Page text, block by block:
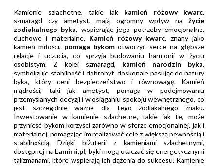
Kamienie szlachetne, takie jakkamień różowy kwarc,
szmaragd czy ametyst, mają ogromny wpływ na życie
zodiakalnego byka, wspierając jego potrzeby emocjonalne,
duchowe i materialne.Kamień różowy kwarc, znany jako
kamień miłości, pomaga bykomotworzyć serce na głębsze
relacje i uczucia, co sprzyja budowaniu harmonii w życiu
osobistym. Z kolei szmaragd, kamień narodzin byka,
symbolizuje stabilność i dobrobyt, doskonale pasując do natury
byka, który ceni bezpieczeństwo i równowagę. Kamień
mądrości, taki jak ametyst, pomaga w podejmowaniu
przemyślanych decyzji i w osiąganiu spokoju wewnętrznego, co
jest szczególnie ważne dla tego zodiakalnego znaku.
Inwestowanie w kamienie szlachetne, takie jak te, może
przynieść bykom korzyści zarówno w sferze emocjonalnej, jak i
materialnej, pomagając im realizować cele z większą pewnością i
stabilnością. Dzięki biżuterii z kamieniami szlachetnymi,
dostępnej na Lamimi.pl, byki mogą otaczać się energetycznymi
talizmanami, które wspierają ich dążenia do sukcesu. Kamienie